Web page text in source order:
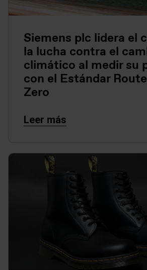
Siemens plc lidera el
la lucha contra el
climático al medir su
con el Estándar
Zero
Leer más